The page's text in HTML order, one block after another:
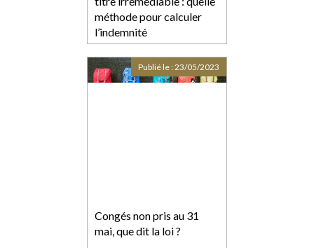
méthode pour calculer
l’indemnité
d’expropriation ?
Congés non pris au 31
mai, que dit la loi ?
Publié le :23/05/2023